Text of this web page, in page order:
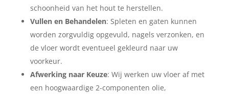
schoonheid van het hout te herstellen.
Vullen en Behandelen: Spleten en gaten kunnen
worden zorgvuldig opgevuld, nagels verzonken, en
de vloer wordt eventueel gekleurd naar uw
voorkeur.
Afwerking naar Keuze: Wij werken uw vloer af met
een hoogwaardige 2-componenten olie,